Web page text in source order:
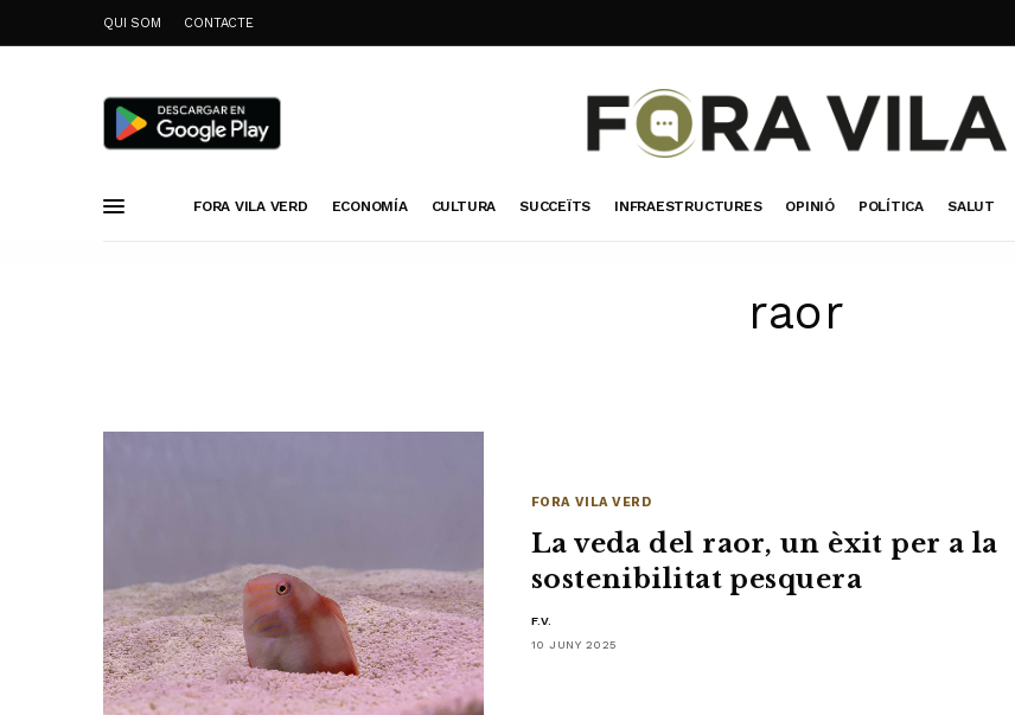
QUI SOM CONTACTE
FORA VILA VERD ECONOMÍA CULTURA SUCCEÏTS INFRAESTRUCTURES OPINIÓ POLÍTICA SALUT
raor
FORA VILA VERD
La veda del raor, un èxit per a la
sostenibilitat pesquera
F.V.
10 JUNY 2025